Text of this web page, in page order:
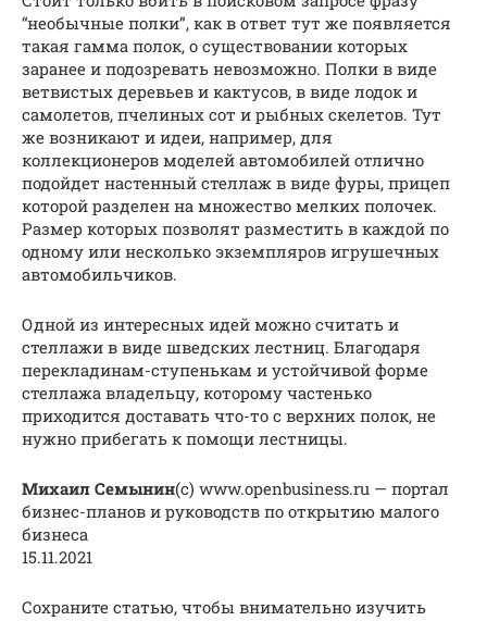
“необычные полки”, как в ответ тут же появляется
такая гамма полок, о существовании которых
заранее и подозревать невозможно. Полки в виде
ветвистых деревьев и кактусов, в виде лодок и
самолетов, пчелиных сот и рыбных скелетов. Тут
же возникают и идеи, например, для
коллекционеров моделей автомобилей отлично
подойдет настенный стеллаж в виде фуры, прицеп
которой разделен на множество мелких полочек.
Размер которых позволят разместить в каждой по
одному или несколько экземпляров игрушечных
автомобильчиков.
Одной из интересных идей можно считать и
стеллажи в виде шведских лестниц. Благодаря
перекладинам-ступенькам и устойчивой форме
стеллажа владельцу, которому частенько
приходится доставать что-то с верхних полок, не
нужно прибегать к помощи лестницы.
Михаил Семынин(c) www.openbusiness.ru — портал
бизнес-планов и руководств по открытию малого
бизнеса
15.11.2021
Сохраните статью, чтобы внимательно изучить